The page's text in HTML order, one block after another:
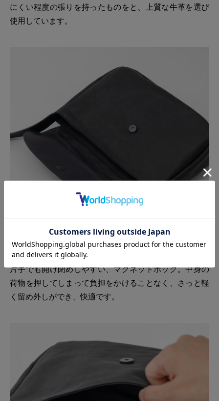
にくい程度の張りを持ったものをと、上質な牛革を選び
使用しています。
片手でも開け閉めしやすい、マグネットホック。中身の
荷物を押してしまって負担をかけることなく、さっと軽
く留め外しができ、快適です。